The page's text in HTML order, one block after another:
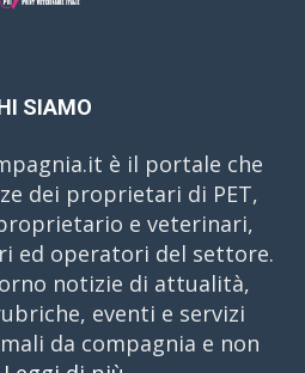
SIAMO
è il portale che
dei proprietari di PET,
e veterinari,
ed operatori del settore.
notizie di attualità,
eventi e servizi
da compagnia e non